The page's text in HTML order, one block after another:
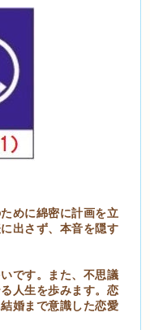
めに綿密に計画を立
出さず、本音を隠す
です。また、不思議
人生を歩みます。恋
婚まで意識した恋愛